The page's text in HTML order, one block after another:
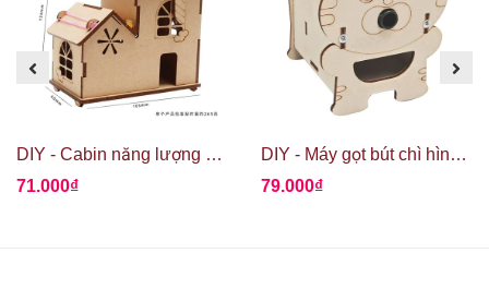
DIY - Cabin năng lượng mặt trời
71.000₫
DIY - Máy gọt bút chì hình gấu con
79.000₫